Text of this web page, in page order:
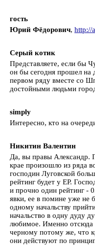
гость
Юрий Фёдорович, http://
Серый котик
Представляете, если бы
он бы сегодня прошел на
первом ряду вместе со
достойными людьми
simply
Интересно, кто на
Никитин Валентин
Да, вы правы Александр.
крае произошло из ряда
господин Луговской
рейтинг будет у ЕР.
и прочно один рейтинг -
явки, ее в помине уже не
одному начальству
начальство в одну дуду
любимое. Именно отсюда
черному потому же, что
они действуют по